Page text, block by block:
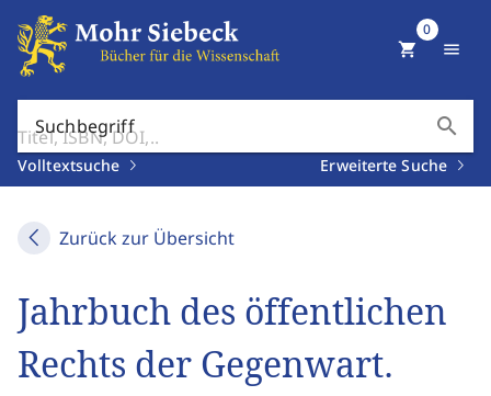
Suchbegriff search
Volltextsuche Erweiterte Suche
shopping_cart
0
menu
Zurück zur Übersicht
Jahrbuch des öffentlichen
Rechts der Gegenwart.